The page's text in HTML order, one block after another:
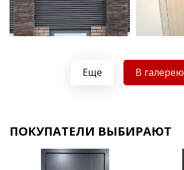
Еще В галерею
ПОКУПАТЕЛИ ВЫБИРАЮТ